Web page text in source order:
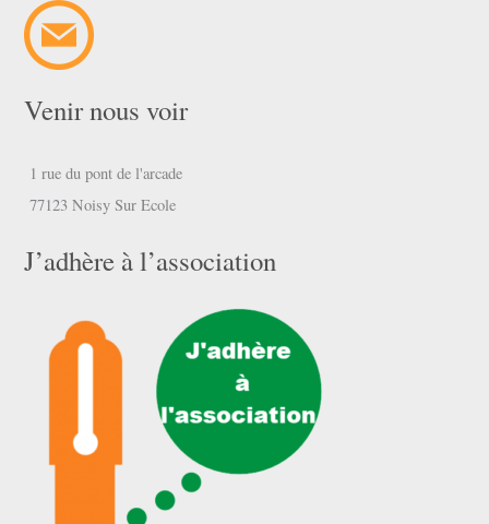
Venir nous voir
1 rue du pont de l'arcade
77123 Noisy Sur Ecole
J’adhère à l’association